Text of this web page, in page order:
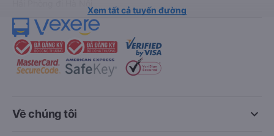
Xem tất cả tuyến đường
keyboard_arrow_down
Về chúng tôi